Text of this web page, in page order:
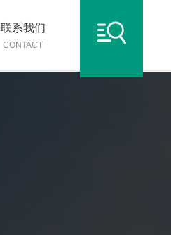
联系我们
CONTACT